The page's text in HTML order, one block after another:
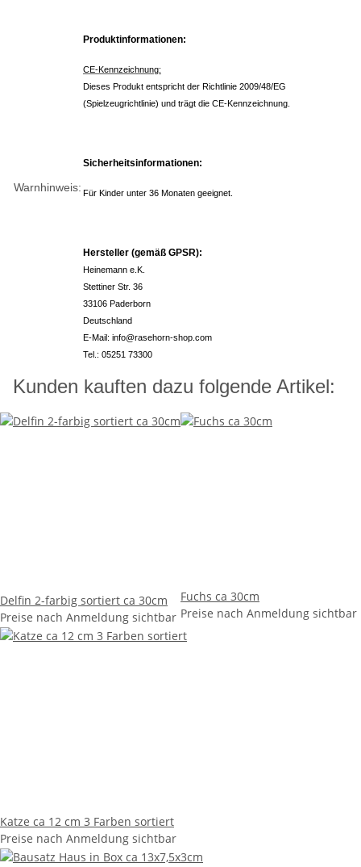
Warnhinweis:
Produktinformationen:
CE-Kennzeichnung:
Dieses Produkt entspricht der Richtlinie 2009/48/EG
(Spielzeugrichtlinie) und trägt die CE-Kennzeichnung.
Sicherheitsinformationen:
Für Kinder unter 36 Monaten geeignet.
Hersteller (gemäß GPSR):
Heinemann e.K.
Stettiner Str. 36
33106 Paderborn
Deutschland
E-Mail: info@rasehorn-shop.com
Tel.: 05251 73300
Kunden kauften dazu folgende Artikel:
Delfin 2-farbig sortiert ca 30cm
Preise nach Anmeldung sichtbar
Fuchs ca 30cm
Preise nach Anmeldung sichtbar
Katze ca 12 cm 3 Farben sortiert
Preise nach Anmeldung sichtbar